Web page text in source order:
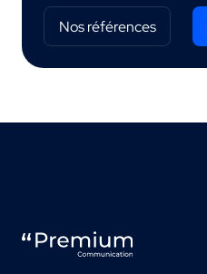
Nos références